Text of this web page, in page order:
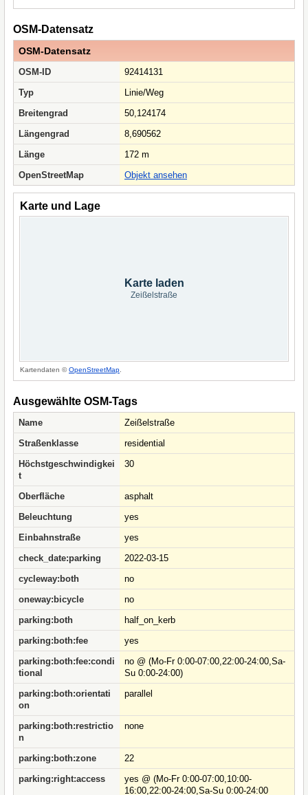
OSM-Datensatz
OSM-Datensatz
OSM-ID
92414131
Typ
Linie/Weg
Breitengrad
50,124174
Längengrad
8,690562
Länge
172 m
OpenStreetMap
Objekt ansehen
Karte und Lage
Karte laden
Zeißelstraße
Kartendaten ©OpenStreetMap
Ausgewählte OSM-Tags
Name
Zeißelstraße
Straßenklasse
residential
Höchstgeschwindigkei
t
30
Oberfläche
asphalt
Beleuchtung
yes
Einbahnstraße
yes
check_date:parking
2022-03-15
cycleway:both
no
oneway:bicycle
no
parking:both
half_on_kerb
parking:both:fee
yes
parking:both:fee:condi
tional
no @ (Mo-Fr 0:00-07:00,22:00-24:00,Sa-
Su 0:00-24:00)
parking:both:orientati
on
parallel
parking:both:restrictio
n
none
parking:both:zone
22
parking:right:access
yes @ (Mo-Fr 0:00-07:00,10:00-
16:00,22:00-24:00,Sa-Su 0:00-24:00